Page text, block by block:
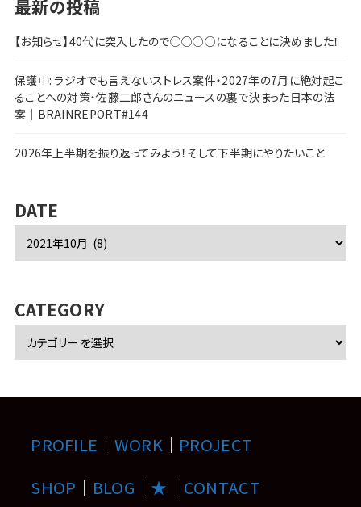
最新の投稿
【お知らせ】40代に突入したので○○○○になることに決めました！
保護中: ラジオでも言えないストレス案件・2027年の7月に絶対起こ
ることへの対策・佐藤二郎さんのニュースの裏で決まった日本の法
案｜BRAINREPORT#144
2026年上半期を振り返ってみよう！そして下半期にやりたいこと
DATE
ブ
CATEGORY
PROFILE ｜ WORK ｜ PROJECT
SHOP ｜ BLOG ｜ ★ ｜ CONTACT